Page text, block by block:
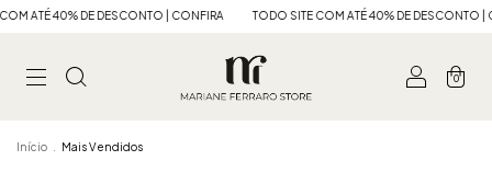
DE DESCONTO | CONFIRA TODO SITE COM ATÉ 40% DE DESCONTO | CONFIRA
0
Início Mais Vendidos